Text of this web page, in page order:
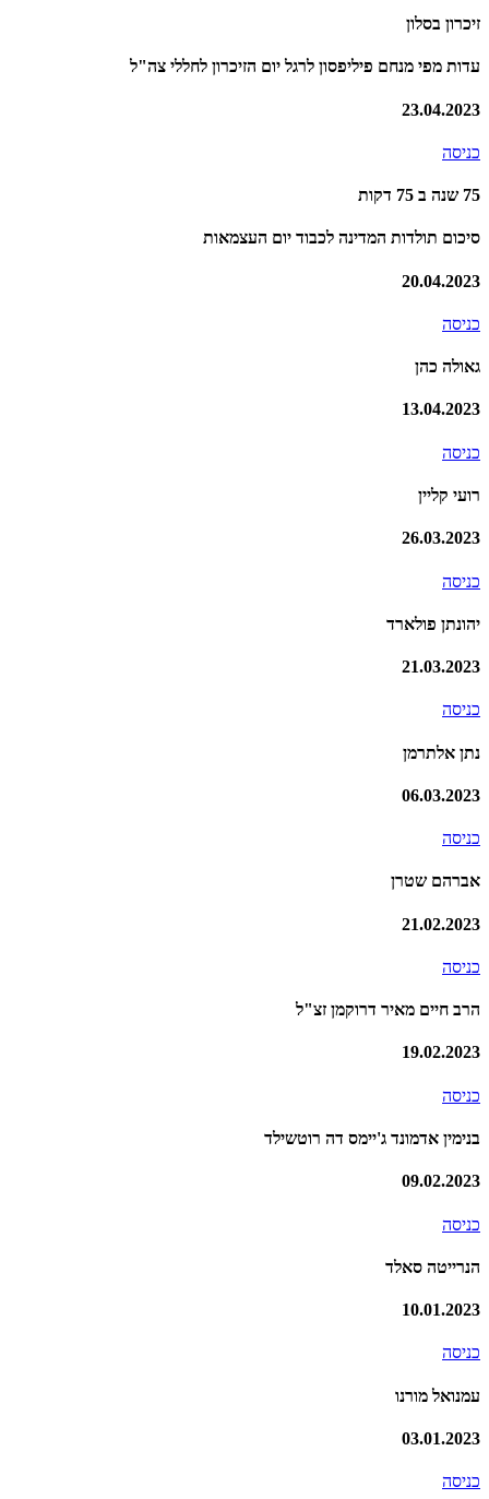
זיכרון בסלון
עדות מפי מנחם פיליפסון לרגל יום הזיכרון לחללי צה"ל
23.04.2023
כניסה
75 שנה ב 75 דקות
סיכום תולדות המדינה לכבוד יום העצמאות
20.04.2023
כניסה
גאולה כהן
13.04.2023
כניסה
רועי קליין
26.03.2023
כניסה
יהונתן פולארד
21.03.2023
כניסה
נתן אלתרמן
06.03.2023
כניסה
אברהם שטרן
21.02.2023
כניסה
הרב חיים מאיר דרוקמן זצ"ל
19.02.2023
כניסה
בנימין אדמונד ג'יימס דה רוטשילד
09.02.2023
כניסה
הנרייטה סאלד
10.01.2023
כניסה
עמנואל מורנו
03.01.2023
כניסה